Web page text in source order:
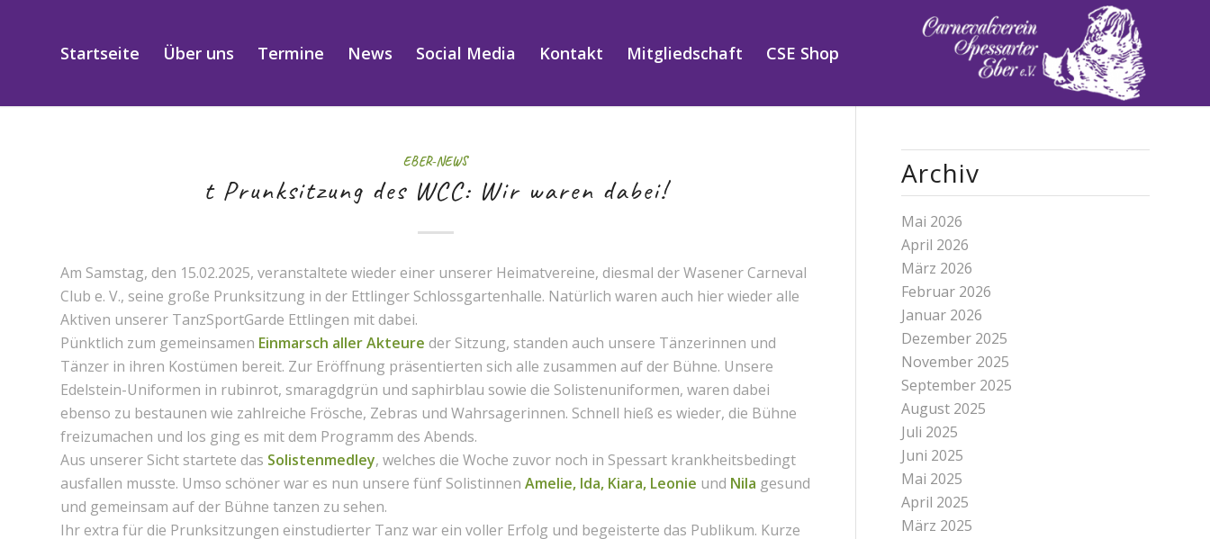
Startseite Über uns Termine News Social Media Kontakt Mitgliedschaft CSE Shop
EBER-NEWS
t Prunksitzung des WCC: Wir waren dabei!
Am Samstag, den 15.02.2025, veranstaltete wieder einer unserer Heimatvereine, diesmal der Wasener Carneval
Club e. V., seine große Prunksitzung in der Ettlinger Schlossgartenhalle. Natürlich waren auch hier wieder alle
Aktiven unserer TanzSportGarde Ettlingen mit dabei.
Pünktlich zum gemeinsamen Einmarsch aller Akteure der Sitzung, standen auch unsere Tänzerinnen und
Tänzer in ihren Kostümen bereit. Zur Eröffnung präsentierten sich alle zusammen auf der Bühne. Unsere
Edelstein-Uniformen in rubinrot, smaragdgrün und saphirblau sowie die Solistenuniformen, waren dabei
ebenso zu bestaunen wie zahlreiche Frösche, Zebras und Wahrsagerinnen. Schnell hieß es wieder, die Bühne
freizumachen und los ging es mit dem Programm des Abends.
Aus unserer Sicht startete das Solistenmedley, welches die Woche zuvor noch in Spessart krankheitsbedingt
ausfallen musste. Umso schöner war es nun unsere fünf Solistinnen Amelie, Ida, Kiara, Leonie und Nila gesund
und gemeinsam auf der Bühne tanzen zu sehen.
Ihr extra für die Prunksitzungen einstudierter Tanz war ein voller Erfolg und begeisterte das Publikum. Kurze
Archiv
Mai 2026
April 2026
März 2026
Februar 2026
Januar 2026
Dezember 2025
November 2025
September 2025
August 2025
Juli 2025
Juni 2025
Mai 2025
April 2025
März 2025